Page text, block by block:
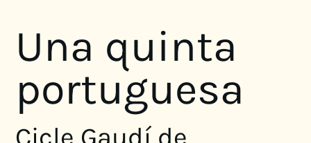
Una quinta
portuguesa